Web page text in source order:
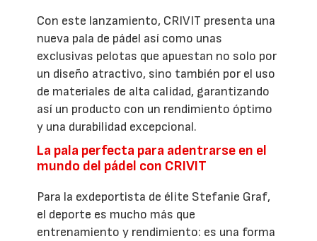
Con este lanzamiento, CRIVIT presenta una
nueva pala de pádel así como unas
exclusivas pelotas que apuestan no solo por
un diseño atractivo, sino también por el uso
de materiales de alta calidad, garantizando
así un producto con un rendimiento óptimo
y una durabilidad excepcional.
La pala perfecta para adentrarse en el
mundo del pádel con CRIVIT
Para la exdeportista de élite Stefanie Graf,
el deporte es mucho más que
entrenamiento y rendimiento: es una forma